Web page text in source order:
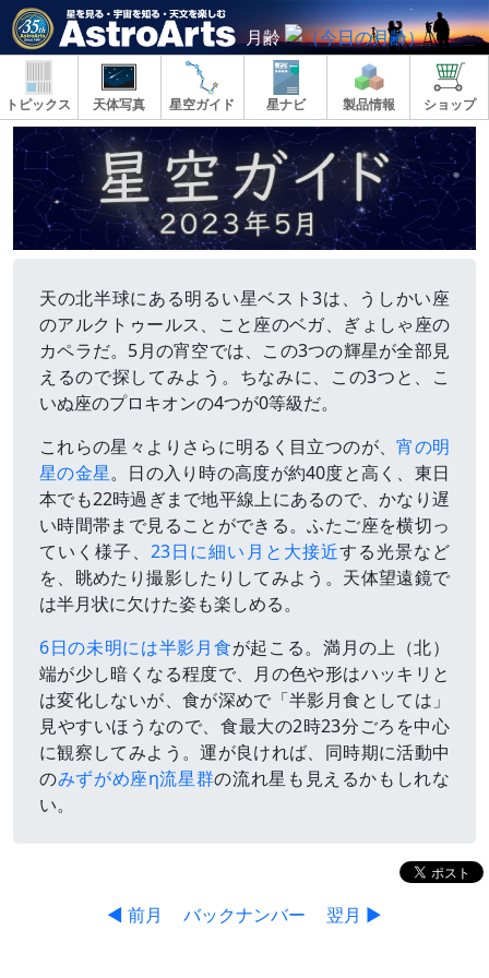
月齢
トピックス 天体写真 星空ガイド 星ナビ 製品情報 ショップ
天の北半球にある明るい星ベスト3は、うしかい座
のアルクトゥールス、こと座のベガ、ぎょしゃ座の
カペラだ。5月の宵空では、この3つの輝星が全部見
えるので探してみよう。ちなみに、この3つと、こ
いぬ座のプロキオンの4つが0等級だ。
これらの星々よりさらに明るく目立つのが、宵の明
星の金星。日の入り時の高度が約40度と高く、東日
本でも22時過ぎまで地平線上にあるので、かなり遅
い時間帯まで見ることができる。ふたご座を横切っ
ていく様子、23日に細い月と大接近する光景など
を、眺めたり撮影したりしてみよう。天体望遠鏡で
は半月状に欠けた姿も楽しめる。
6日の未明には半影月食が起こる。満月の上（北）
端が少し暗くなる程度で、月の色や形はハッキリと
は変化しないが、食が深めで「半影月食としては」
見やすいほうなので、食最大の2時23分ごろを中心
に観察してみよう。運が良ければ、同時期に活動中
のみずがめ座η流星群の流れ星も見えるかもしれな
い。
◀ 前月 バックナンバー 翌月 ▶